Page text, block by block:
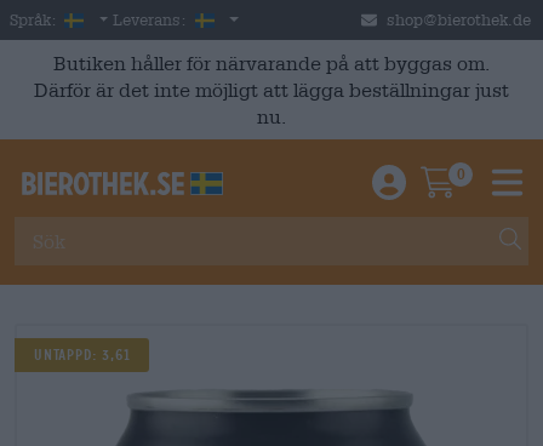
Skip to main content
Språk: Swedish
Leverans: Sverige shop@bierothek.de
Butiken håller för närvarande på att byggas om.
Därför är det inte möjligt att lägga beställningar just
nu.
Einloggen /
0
Untappd: 3,61